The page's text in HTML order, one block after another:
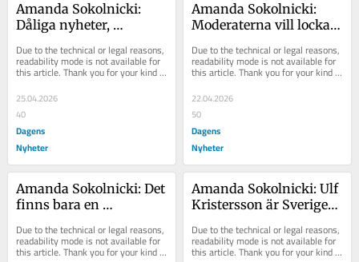
Amanda Sokolnicki:
Dåliga nyheter,
avgöra valet
Due to the technical or legal reasons,
readability mode is not available for
this article. Thank you for your kind
25.04.2026
40
Dagens
Nyheter
Amanda Sokolnicki:
Moderaterna vill locka
kvinnor
Due to the technical or legal reasons,
readability mode is not available for
this article. Thank you for your kind
22.04.2026
50
Dagens
Nyheter
Amanda Sokolnicki: Det
finns bara en
heter Donald Trump
Due to the technical or legal reasons,
readability mode is not available for
this article. Thank you for your kind
Amanda Sokolnicki: Ulf
Kristersson är Sveriges
Due to the technical or legal reasons,
readability mode is not available for
this article. Thank you for your kind